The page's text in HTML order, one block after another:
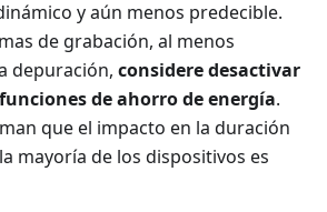
y aún menos predecible.
de grabación, al menos
depuración, considere desactivar
de ahorro de energía.
que el impacto en la duración
mayoría de los dispositivos es